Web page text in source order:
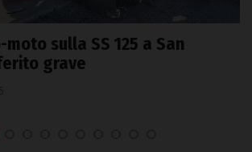
sulla SS 125 a San
grave